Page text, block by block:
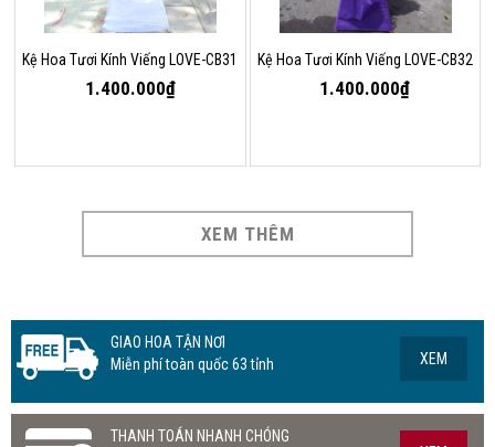
Kệ Hoa Tươi Kính Viếng LOVE-CB31
1.400.000₫
Kệ Hoa Tươi Kính Viếng LOVE-CB32
1.400.000₫
XEM THÊM
GIAO HOA TẬN NƠI
Miễn phí toàn quốc 63 tỉnh
XEM
THANH TOÁN NHANH CHÓNG